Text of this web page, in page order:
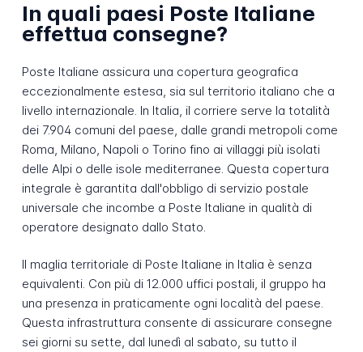
In quali paesi Poste Italiane
effettua consegne?
Poste Italiane assicura una copertura geografica
eccezionalmente estesa, sia sul territorio italiano che a
livello internazionale. In Italia, il corriere serve la totalità
dei 7.904 comuni del paese, dalle grandi metropoli come
Roma, Milano, Napoli o Torino fino ai villaggi più isolati
delle Alpi o delle isole mediterranee. Questa copertura
integrale è garantita dall'obbligo di servizio postale
universale che incombe a Poste Italiane in qualità di
operatore designato dallo Stato.
Il maglia territoriale di Poste Italiane in Italia è senza
equivalenti. Con più di 12.000 uffici postali, il gruppo ha
una presenza in praticamente ogni località del paese.
Questa infrastruttura consente di assicurare consegne
sei giorni su sette, dal lunedì al sabato, su tutto il